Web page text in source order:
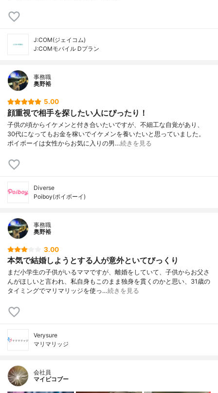
J:COM(ジェイコム)
J:COMモバイル Dプラン
事務職
奥野裕
5.00
顔重視で相手を探したい人にぴったり！
子供の頃からイケメンと付き合いたいですが、不細工な自覚があり、
30代になってもお金を稼いでイケメンを養いたいと思っていました。
ポイボーイは女性からお気に入りの男…続きを見る
Diverse
Poiboy(ポイボーイ)
事務職
奥野裕
3.00
本気で結婚しようとする人が意外といてびっくり
まだ小学生の子供がいるママですが、離婚をしていて、子供からお父さ
んがほしいと言われ、私自身もこのまま独身を貫くのかと思い、31歳の
タイミングでマリマリッジを使っ…続きを見る
Verysure
マリマリッジ
会社員
マイピコブー